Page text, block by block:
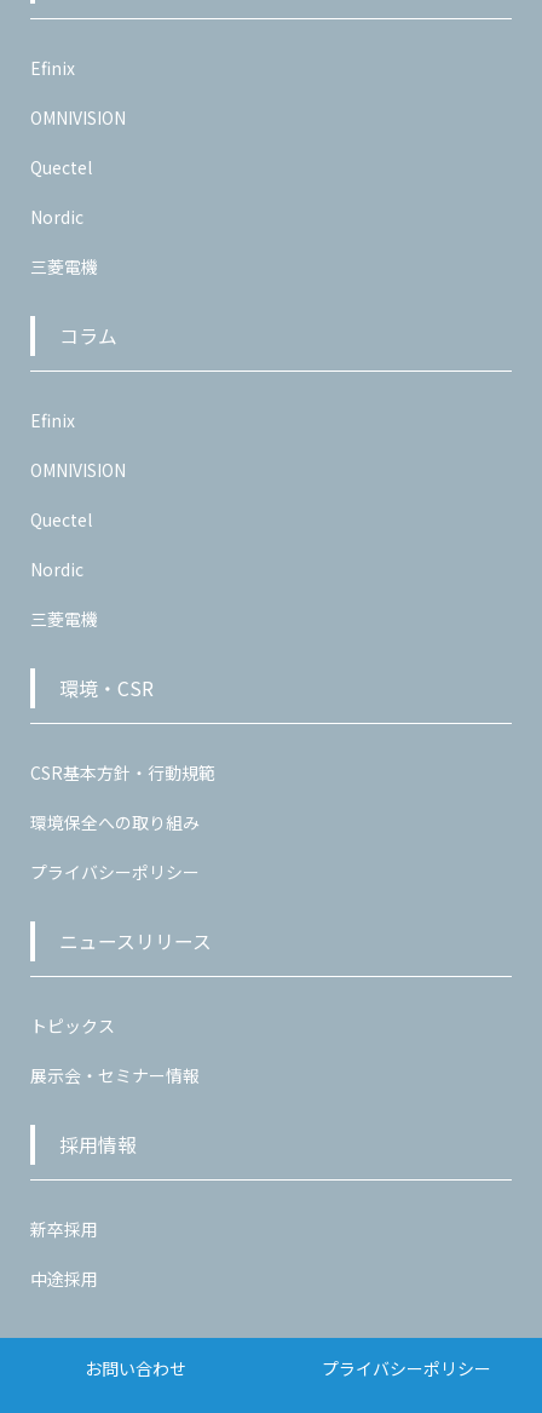
Efinix
OMNIVISION
Quectel
Nordic
三菱電機
コラム
Efinix
OMNIVISION
Quectel
Nordic
三菱電機
環境・CSR
CSR基本方針・行動規範
環境保全への取り組み
プライバシーポリシー
ニュースリリース
トピックス
展示会・セミナー情報
採用情報
新卒採用
中途採用
お問い合わせ プライバシーポリシー